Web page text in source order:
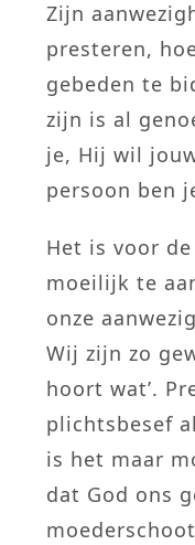
Zijn
presteren,
gebeden te
zijn is al
je, Hij wil
persoon ben
Het is voor
moeilijk te
onze
Wij zijn zo
hoort wat’.
plichtsbesef
is het maar
dat God ons